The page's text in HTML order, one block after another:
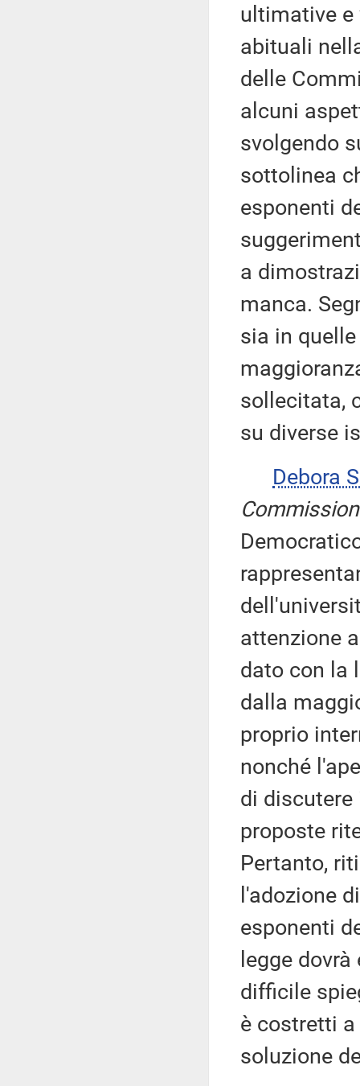
ultimative e
abituali
delle
alcuni
svolgendo
sottolinea
esponenti
a
manca.
sia in
sollecitata,
su diverse
Debora
attenzione
dato con la
dalla
proprio
nonché
di
proposte
Pertanto,
l'adozione
esponenti
legge
difficile
è costretti
soluzione